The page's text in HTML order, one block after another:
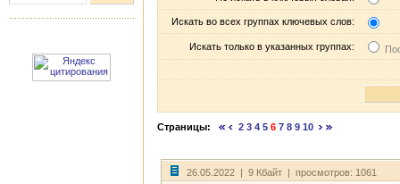
Искать во всех группах ключевых слов:
Искать только в указанных группах:
Страницы: 2 3 4 5 6 7 8 9 10
26.05.2022 | 9 Кбайт | просмотров: 1061